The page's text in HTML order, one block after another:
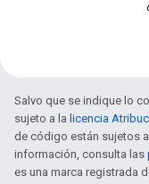
Salvo que se indique lo
sujeto a la licencia
de código están sujetos
información, consulta las
es una marca registrada